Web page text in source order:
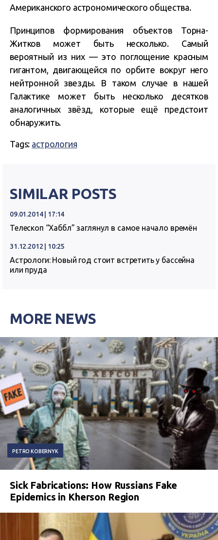
Американского астрономического общества.
Принципов формирования объектов Торна-
Житков может быть несколько. Самый
вероятный из них — это поглощение красным
гигантом, двигающейся по орбите вокруг него
нейтронной звезды. В таком случае в нашей
Галактике может быть несколько десятков
аналогичных звёзд, которые ещё предстоит
обнаружить.
Tags: астрология
SIMILAR POSTS
09.01.2014 | 17:14
Телескоп “Хаббл” заглянул в самое начало времён
31.12.2012 | 10:25
Астрологи: Новый год стоит встретить у бассейна
или пруда
MORE NEWS
PETRO KOBERNYK
Sick Fabrications: How Russians Fake
Epidemics in Kherson Region